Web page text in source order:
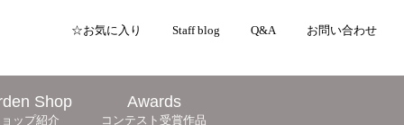
☆お気に入り Staff blog Q&A お問い合わせ
Shop
ップ紹介
Awards
コンテスト受賞作品